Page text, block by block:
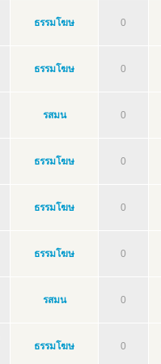
ธรรมโฆษ 0
ธรรมโฆษ 0
รสมน 0
ธรรมโฆษ 0
ธรรมโฆษ 0
ธรรมโฆษ 0
รสมน 0
ธรรมโฆษ 0